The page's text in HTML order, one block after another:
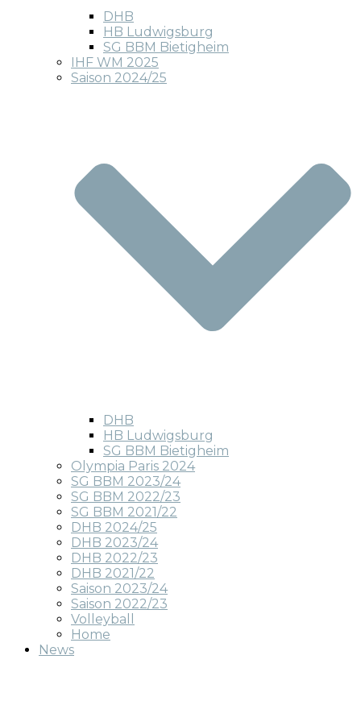
DHB
HB Ludwigsburg
SG BBM Bietigheim
IHF WM 2025
Saison 2024/25
DHB
HB Ludwigsburg
SG BBM Bietigheim
Olympia Paris 2024
SG BBM 2023/24
SG BBM 2022/23
SG BBM 2021/22
DHB 2024/25
DHB 2023/24
DHB 2022/23
DHB 2021/22
Saison 2023/24
Saison 2022/23
Volleyball
Home
News